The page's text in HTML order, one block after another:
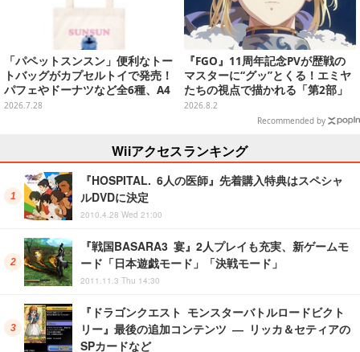
「パペットスンスン」便利なトー
トバッグがカプセルトイで発売！
パフェやドーナツなど全6種、A4
サイズがすっぽり入る大きさ
2026.7.28
『FGO』11周年記念PVが歴戦の
マスターに“グッ”とくる！エミヤ
たちの視点で描かれる「第2部」
の旅路
2026.8.2
Recommended by
Wiiアクセスランキング
『HOSPITAL. 6人の医師』先着購入特典はスペシャ
ルDVDに決定
2010.4.28 Wed 21:00
『戦国BASARA3 宴』2人プレイも充実、新ゲームモ
ード「日本遊戯モード」「決戦モード」
2011.11.3 Thu 14:30
『ドラゴンクエスト モンスターバトルロードビクト
リー』最後の追加コンテンツ ― リッカ＆セティアの
SPカードなど